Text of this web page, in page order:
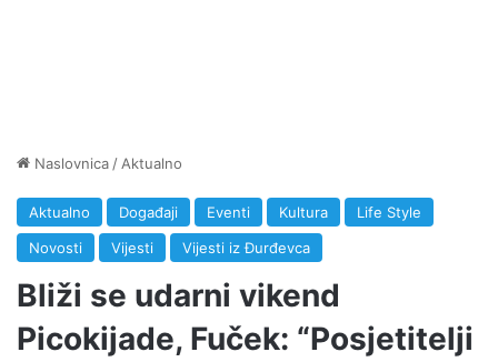
Naslovnica / Aktualno
Aktualno Događaji Eventi Kultura
Life Style
Novosti
Vijesti Vijesti iz Đurđevca
Bliži se udarni vikend
Picokijade, Fuček: “Posjetitelji